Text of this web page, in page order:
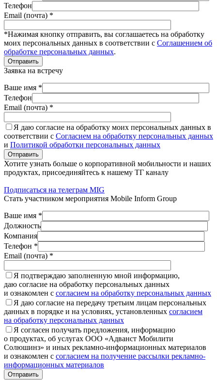
Телефон
Email (почта) *
*Нажимая кнопку отправить, вы соглашаетесь на обработку
моих персональных данных в соответствии с Соглашением об
обработке персональных данных.
Отправить
Заявка на встречу
Ваше имя *
Телефон
Email (почта) *
Я даю согласие на обработку моих персональных данных в
соответствии с Согласием на обработку персональных данных
и Политикой обработки персональных данных
Отправить
Хотите узнать больше о корпоративной мобильности и наших
продуктах, присоединяйтесь к нашему ТГ каналу
Подписаться на телеграм MIG
Стать участником мероприятия Mobile Inform Group
Ваше имя *
Должность
Компания
Телефон *
Email (почта) *
Я подтверждаю заполненную мной информацию,
даю согласие на обработку персональных данных
и ознакомлен с согласием на обработку персональных данных
Я даю согласие на передачу третьим лицам персональных
данных в порядке и на условиях, установленных согласием
на обработку персональных данных
Я согласен получать предложения, информацию
о продуктах, об услугах ООО «Адванст Мобилити
Солюшинз» и иных рекламно-информационных материалов
и ознакомлен с согласием на получение рассылки рекламно-
информационных материалов
Отправить